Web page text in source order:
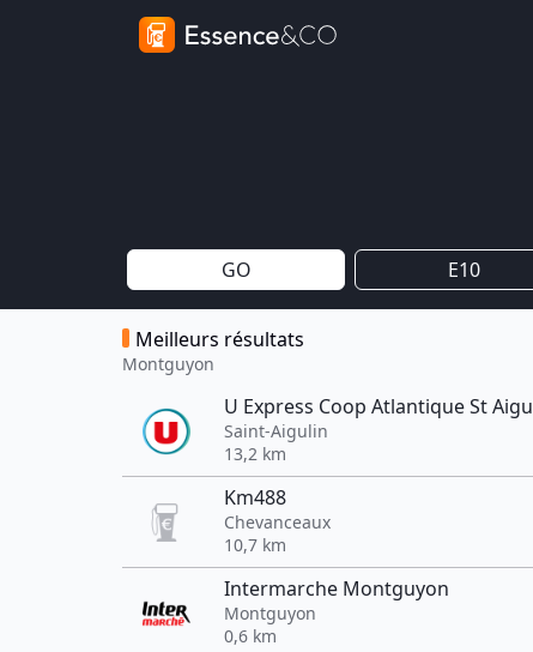
GO E10
Meilleurs résultats
Montguyon
U Express Coop Atlantique St
Saint-Aigulin
13,2 km
Km488
Chevanceaux
10,7 km
Intermarche Montguyon
Montguyon
0,6 km